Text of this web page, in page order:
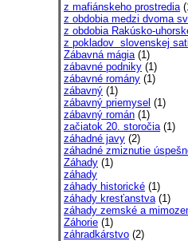
z mafiánskeho prostredia
z obdobia medzi dvoma
z obdobia Rakúsko-
z pokladov slovenskej
Zábavná mágia(1)
zábavné podniky (1)
zábavné romány (1)
zábavný (1)
zábavný priemysel (1)
zábavný román (1)
začiatok 20. storočia(1)
záhadné javy (2)
záhadné zmiznutie
Záhady (1)
záhady
záhady historické (1)
záhady kresťanstva(1)
záhady zemské a
Záhorie (1)
záhradkárstvo (2)